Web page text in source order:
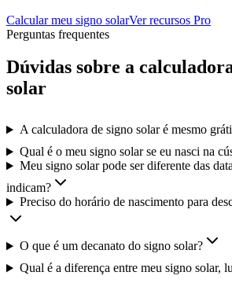
Calcular meu signo solarVer recursos Pro
Perguntas frequentes
Dúvidas sobre a
solar
A calculadora de signo solar é mesmo
Qual é o meu signo solar se eu nasci na
Meu signo solar pode ser diferente das
indicam?
Preciso do horário de nascimento para
O que é um decanato do signo solar?
Qual é a diferença entre meu signo solar,